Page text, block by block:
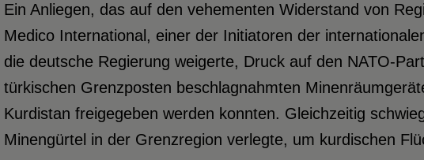
Ein Anliegen, das auf den vehementen Widerstand von
Medico International, einer der Initiatoren der
die deutsche Regierung weigerte, Druck auf den NATO-
türkischen Grenzposten beschlagnahmten
Kurdistan freigegeben werden konnten. Gleichzeitig
Minengürtel in der Grenzregion verlegte, um kurdischen